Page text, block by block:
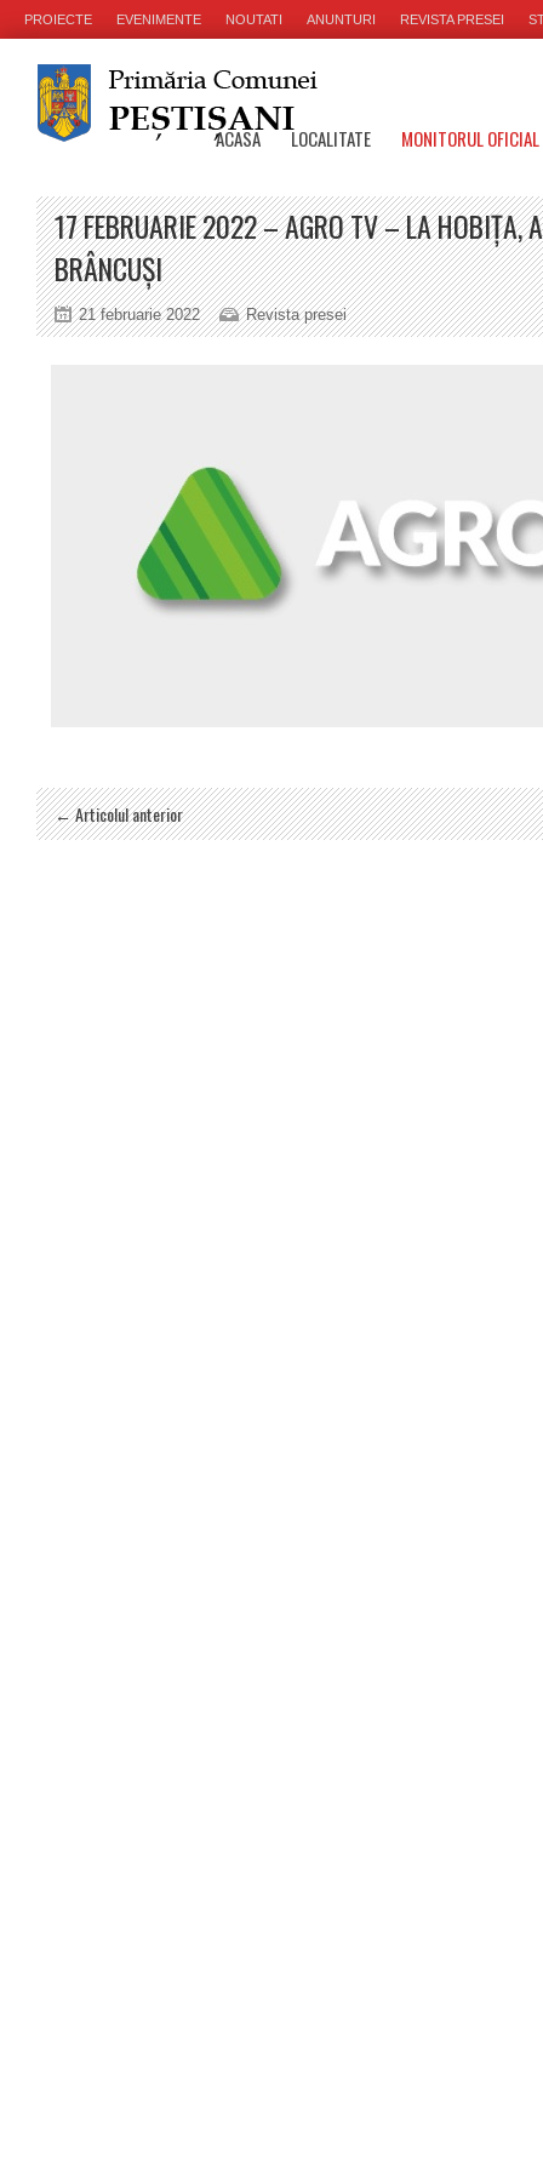
PROIECTE EVENIMENTE NOUTATI ANUNTURI REVISTA PRESEI
ACASA LOCALITATE MONITORUL
17 FEBRUARIE 2022 – AGRO TV – LA HOBIȚA,
BRÂNCUȘI
21 februarie 2022 Revista presei
← Articolul anterior